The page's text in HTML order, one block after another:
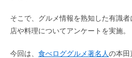
そこで、グルメ情報を熟知した有識
店や料理についてアンケートを実施。
今回は、 食べロググルメ著名人の本田